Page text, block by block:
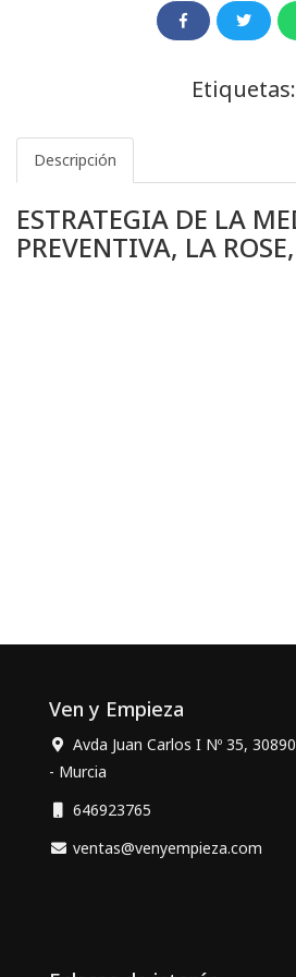
Etiquetas:
Descripción
ESTRATEGIA DE LA
PREVENTIVA, LA
Ven y Empieza
Avda Juan Carlos I Nº 35,
- Murcia
646923765
ventas@venyempieza.com